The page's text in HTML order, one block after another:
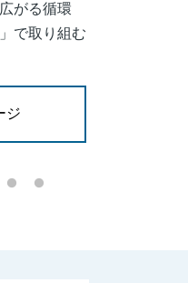
がる循環
で取り組む
ジ